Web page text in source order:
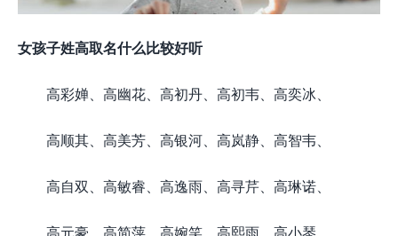
女孩子姓高取名什么比较好听
高彩婵、高幽花、高初丹、高初韦、高奕冰、
高顺其、高美芳、高银河、高岚静、高智韦、
高自双、高敏睿、高逸雨、高寻芹、高琳诺、
高元豪、高简萍、高婉笑、高熙雨、高小琴、